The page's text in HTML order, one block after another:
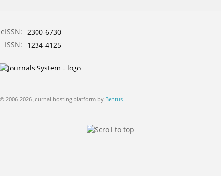
eISSN: 2300-6730
ISSN:
1234-4125
© 2006-2026 Journal hosting platform by Bentus